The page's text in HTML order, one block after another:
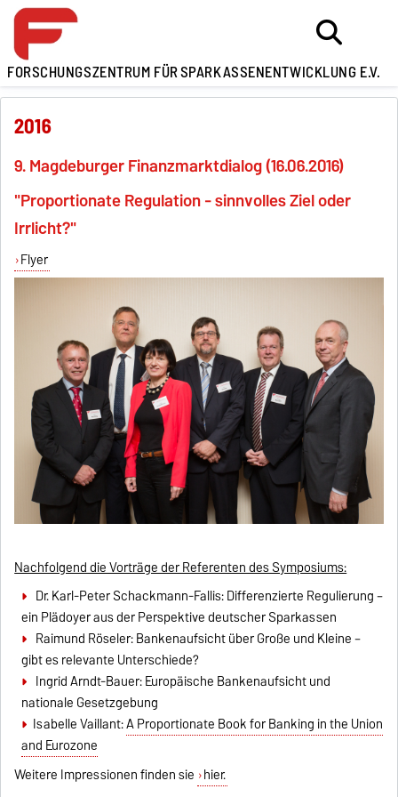
FORSCHUNGSZENTRUM FÜRSPARKASSENENTWICKLUNG E.V.
2016
9. Magdeburger Finanzmarktdialog (16.06.2016)
"Proportionate Regulation - sinnvolles Ziel oder
Irrlicht?"
Flyer
Nachfolgend die Vorträge der Referenten des Symposiums:
Dr. Karl-Peter Schackmann-Fallis: Differenzierte Regulierung –
ein Plädoyer aus der Perspektive deutscher Sparkassen
Raimund Röseler: Bankenaufsicht über Große und Kleine –
gibt es relevante Unterschiede?
Ingrid Arndt-Bauer: Europäische Bankenaufsicht und
nationale Gesetzgebung
Isabelle Vaillant:A Proportionate Book for Banking in the Union
and Eurozone
Weitere Impressionen finden sie hier.